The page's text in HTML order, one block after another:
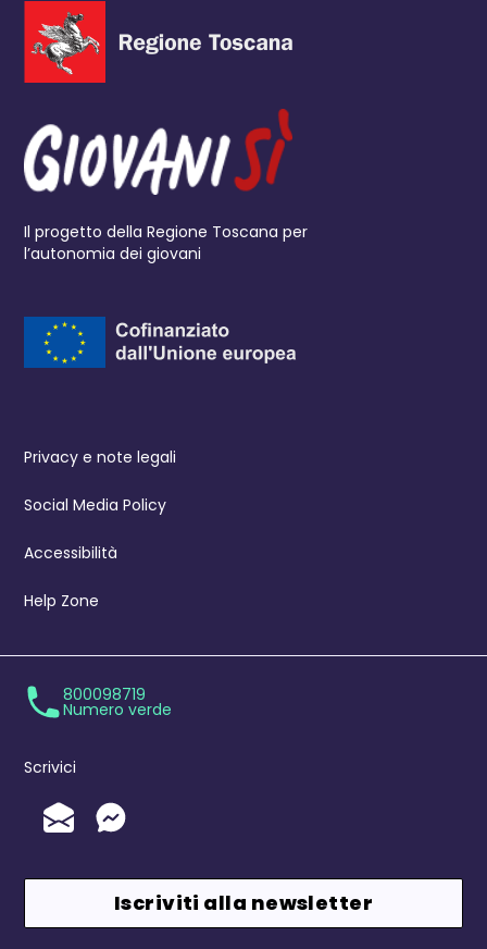
Il progetto della Regione Toscana per
l’autonomia dei giovani
Privacy e note legali
Social Media Policy
Accessibilità
Help Zone
800098719
Numero verde
Scrivici
Invia un'Email
Messenger
Iscriviti alla newsletter